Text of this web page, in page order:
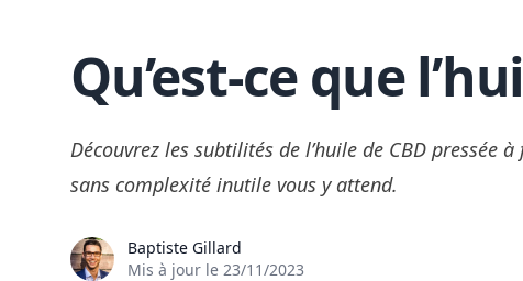
Skip to contentQu’est-ce que
Découvrez les subtilités de l’huile de CBD
sans complexité inutile vous y attend.
Baptiste Gillard
Mis à jour le 23/11/2023